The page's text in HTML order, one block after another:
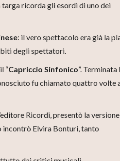
targa ricorda gli esordi di uno dei
: il vero spettacolo era già la
degli spettatori.
“Capriccio Sinfonico”. Terminata
fu chiamato quattro volte
Ricordi, presentò la
incontrò Elvira Bonturi, tanto